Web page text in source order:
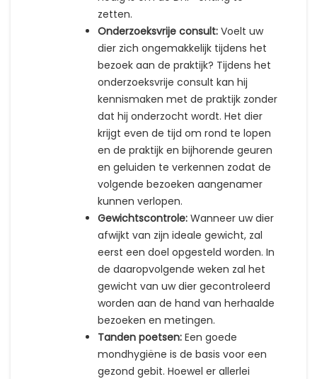
zetten.
Onderzoeksvrije consult: Voelt uw
dier zich ongemakkelijk tijdens het
bezoek aan de praktijk? Tijdens het
onderzoeksvrije consult kan hij
kennismaken met de praktijk zonder
dat hij onderzocht wordt. Het dier
krijgt even de tijd om rond te lopen
en de praktijk en bijhorende geuren
en geluiden te verkennen zodat de
volgende bezoeken aangenamer
kunnen verlopen.
Gewichtscontrole: Wanneer uw dier
afwijkt van zijn ideale gewicht, zal
eerst een doel opgesteld worden. In
de daaropvolgende weken zal het
gewicht van uw dier gecontroleerd
worden aan de hand van herhaalde
bezoeken en metingen.
Tanden poetsen: Een goede
mondhygiëne is de basis voor een
gezond gebit. Hoewel er allerlei